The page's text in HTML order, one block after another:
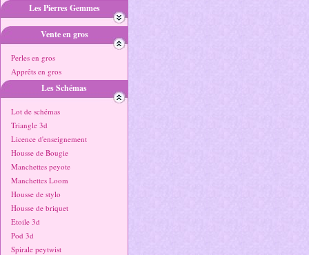
Les Pierres Gemmes
Vente en gros
Perles en gros
Apprêts en gros
Les Schémas
Lot de schémas
Triangle 3d
Licence d'enseignement
Housse de Bougie
Manchettes peyote
Manchettes Loom
Housse de stylo
Housse de briquet
Etoile 3d
Pod 3d
Spirale peytwist